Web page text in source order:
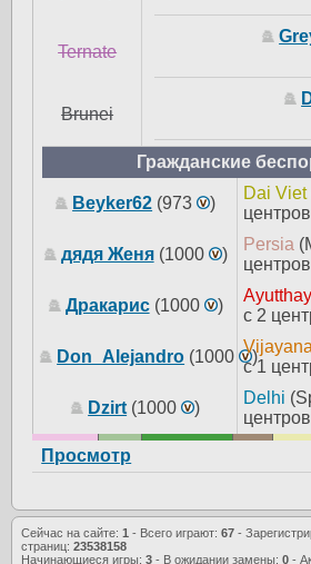
Ternate
Brunei
Гражданские
Beyker62 (973 )
Dai Viet
дядя Женя (1000 )
Persia
Дракарис (1000 )
с 2
Don_Alejandro (1000 )
с 1
Dzirt (1000 )
Delhi
Просмотр
Сейчас на сайте: 1 - Всего играют: 67 -
страниц: 23538158
Начинающиеся игры: 3 - В ожидании замены: 0 -